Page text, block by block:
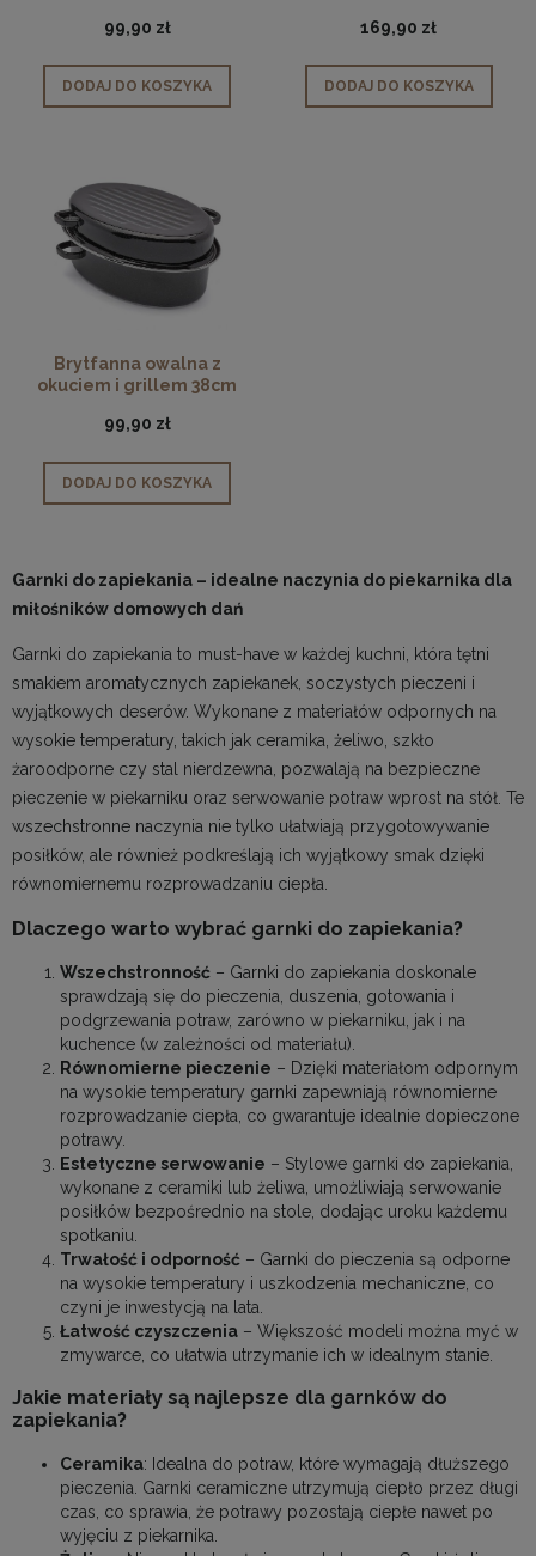
99,90 zł
DODAJ DO KOSZYKA
169,90 zł
DODAJ DO KOSZYKA
Brytfanna owalna z
okuciem i grillem 38cm
99,90 zł
DODAJ DO KOSZYKA
Garnki do zapiekania – idealne naczynia do piekarnika dla
miłośników domowych dań
Garnki do zapiekania to must-have w każdej kuchni, która tętni
smakiem aromatycznych zapiekanek, soczystych pieczeni i
wyjątkowych deserów. Wykonane z materiałów odpornych na
wysokie temperatury, takich jak ceramika, żeliwo, szkło
żaroodporne czy stal nierdzewna, pozwalają na bezpieczne
pieczenie w piekarniku oraz serwowanie potraw wprost na stół. Te
wszechstronne naczynia nie tylko ułatwiają przygotowywanie
posiłków, ale również podkreślają ich wyjątkowy smak dzięki
równomiernemu rozprowadzaniu ciepła.
Dlaczego warto wybrać garnki do zapiekania?
Wszechstronność – Garnki do zapiekania doskonale
sprawdzają się do pieczenia, duszenia, gotowania i
podgrzewania potraw, zarówno w piekarniku, jak i na
kuchence (w zależności od materiału).
Równomierne pieczenie – Dzięki materiałom odpornym
na wysokie temperatury garnki zapewniają równomierne
rozprowadzanie ciepła, co gwarantuje idealnie dopieczone
potrawy.
Estetyczne serwowanie – Stylowe garnki do zapiekania,
wykonane z ceramiki lub żeliwa, umożliwiają serwowanie
posiłków bezpośrednio na stole, dodając uroku każdemu
spotkaniu.
Trwałość i odporność – Garnki do pieczenia są odporne
na wysokie temperatury i uszkodzenia mechaniczne, co
czyni je inwestycją na lata.
Łatwość czyszczenia – Większość modeli można myć w
zmywarce, co ułatwia utrzymanie ich w idealnym stanie.
Jakie materiały są najlepsze dla garnków do
zapiekania?
Ceramika: Idealna do potraw, które wymagają dłuższego
pieczenia. Garnki ceramiczne utrzymują ciepło przez długi
czas, co sprawia, że potrawy pozostają ciepłe nawet po
wyjęciu z piekarnika.